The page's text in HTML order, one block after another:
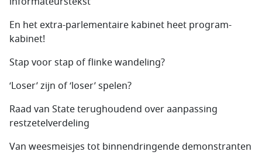
En het extra-parlementaire kabinet heet program­
kabinet!
Stap voor stap of flinke wandeling?
‘Loser’ zijn of ‘loser’ spelen?
Raad van State terughoudend over aanpassing
restzetel­verdeling
Van weesmeisjes tot binnendringende demonstranten